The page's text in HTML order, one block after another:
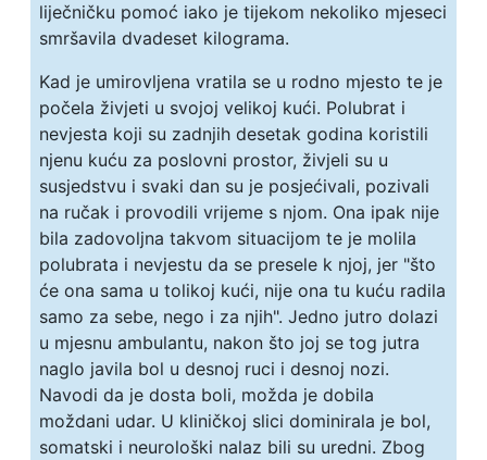
liječničku pomoć iako je tijekom nekoliko mjeseci
smršavila dvadeset kilograma.
Kad je umirovljena vratila se u rodno mjesto te je
počela živjeti u svojoj velikoj kući. Polubrat i
nevjesta koji su zadnjih desetak godina koristili
njenu kuću za poslovni prostor, živjeli su u
susjedstvu i svaki dan su je posjećivali, pozivali
na ručak i provodili vrijeme s njom. Ona ipak nije
bila zadovoljna takvom situacijom te je molila
polubrata i nevjestu da se presele k njoj, jer "što
će ona sama u tolikoj kući, nije ona tu kuću radila
samo za sebe, nego i za njih". Jedno jutro dolazi
u mjesnu ambulantu, nakon što joj se tog jutra
naglo javila bol u desnoj ruci i desnoj nozi.
Navodi da je dosta boli, možda je dobila
moždani udar. U kliničkoj slici dominirala je bol,
somatski i neurološki nalaz bili su uredni. Zbog